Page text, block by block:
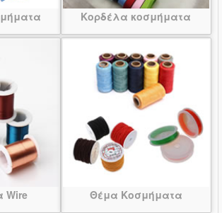
Κορδέλα κοσμήματα
Wire Θέμα Κοσμήματα